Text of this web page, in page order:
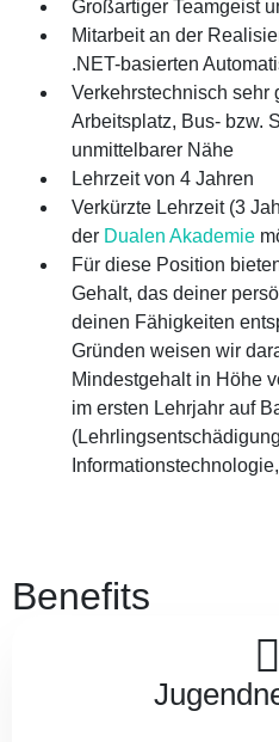
Großartiger Teamgeist
Mitarbeit an der
.NET-basierten
Verkehrstechnisch sehr
Arbeitsplatz, Bus- bzw.
unmittelbarer Nähe
Lehrzeit von 4 Jahren
Verkürzte Lehrzeit (3
der Dualen Akademie
Für diese Position
Gehalt, das deiner
deinen Fähigkeiten
Gründen weisen wir
Mindestgehalt in Höhe
im ersten Lehrjahr auf
Benefits